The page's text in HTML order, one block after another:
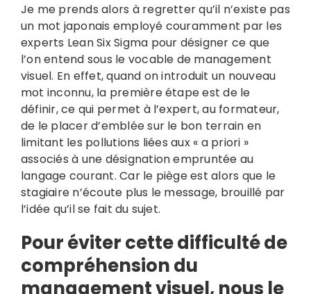
Je me prends alors à regretter qu’il n’existe pas
un mot japonais employé couramment par les
experts Lean Six Sigma pour désigner ce que
l’on entend sous le vocable de management
visuel. En effet, quand on introduit un nouveau
mot inconnu, la première étape est de le
définir, ce qui permet à l’expert, au formateur,
de le placer d’emblée sur le bon terrain en
limitant les pollutions liées aux « a priori »
associés à une désignation empruntée au
langage courant. Car le piège est alors que le
stagiaire n’écoute plus le message, brouillé par
l’idée qu’il se fait du sujet.
Pour éviter cette difficulté de
compréhension du
management visuel, nous le